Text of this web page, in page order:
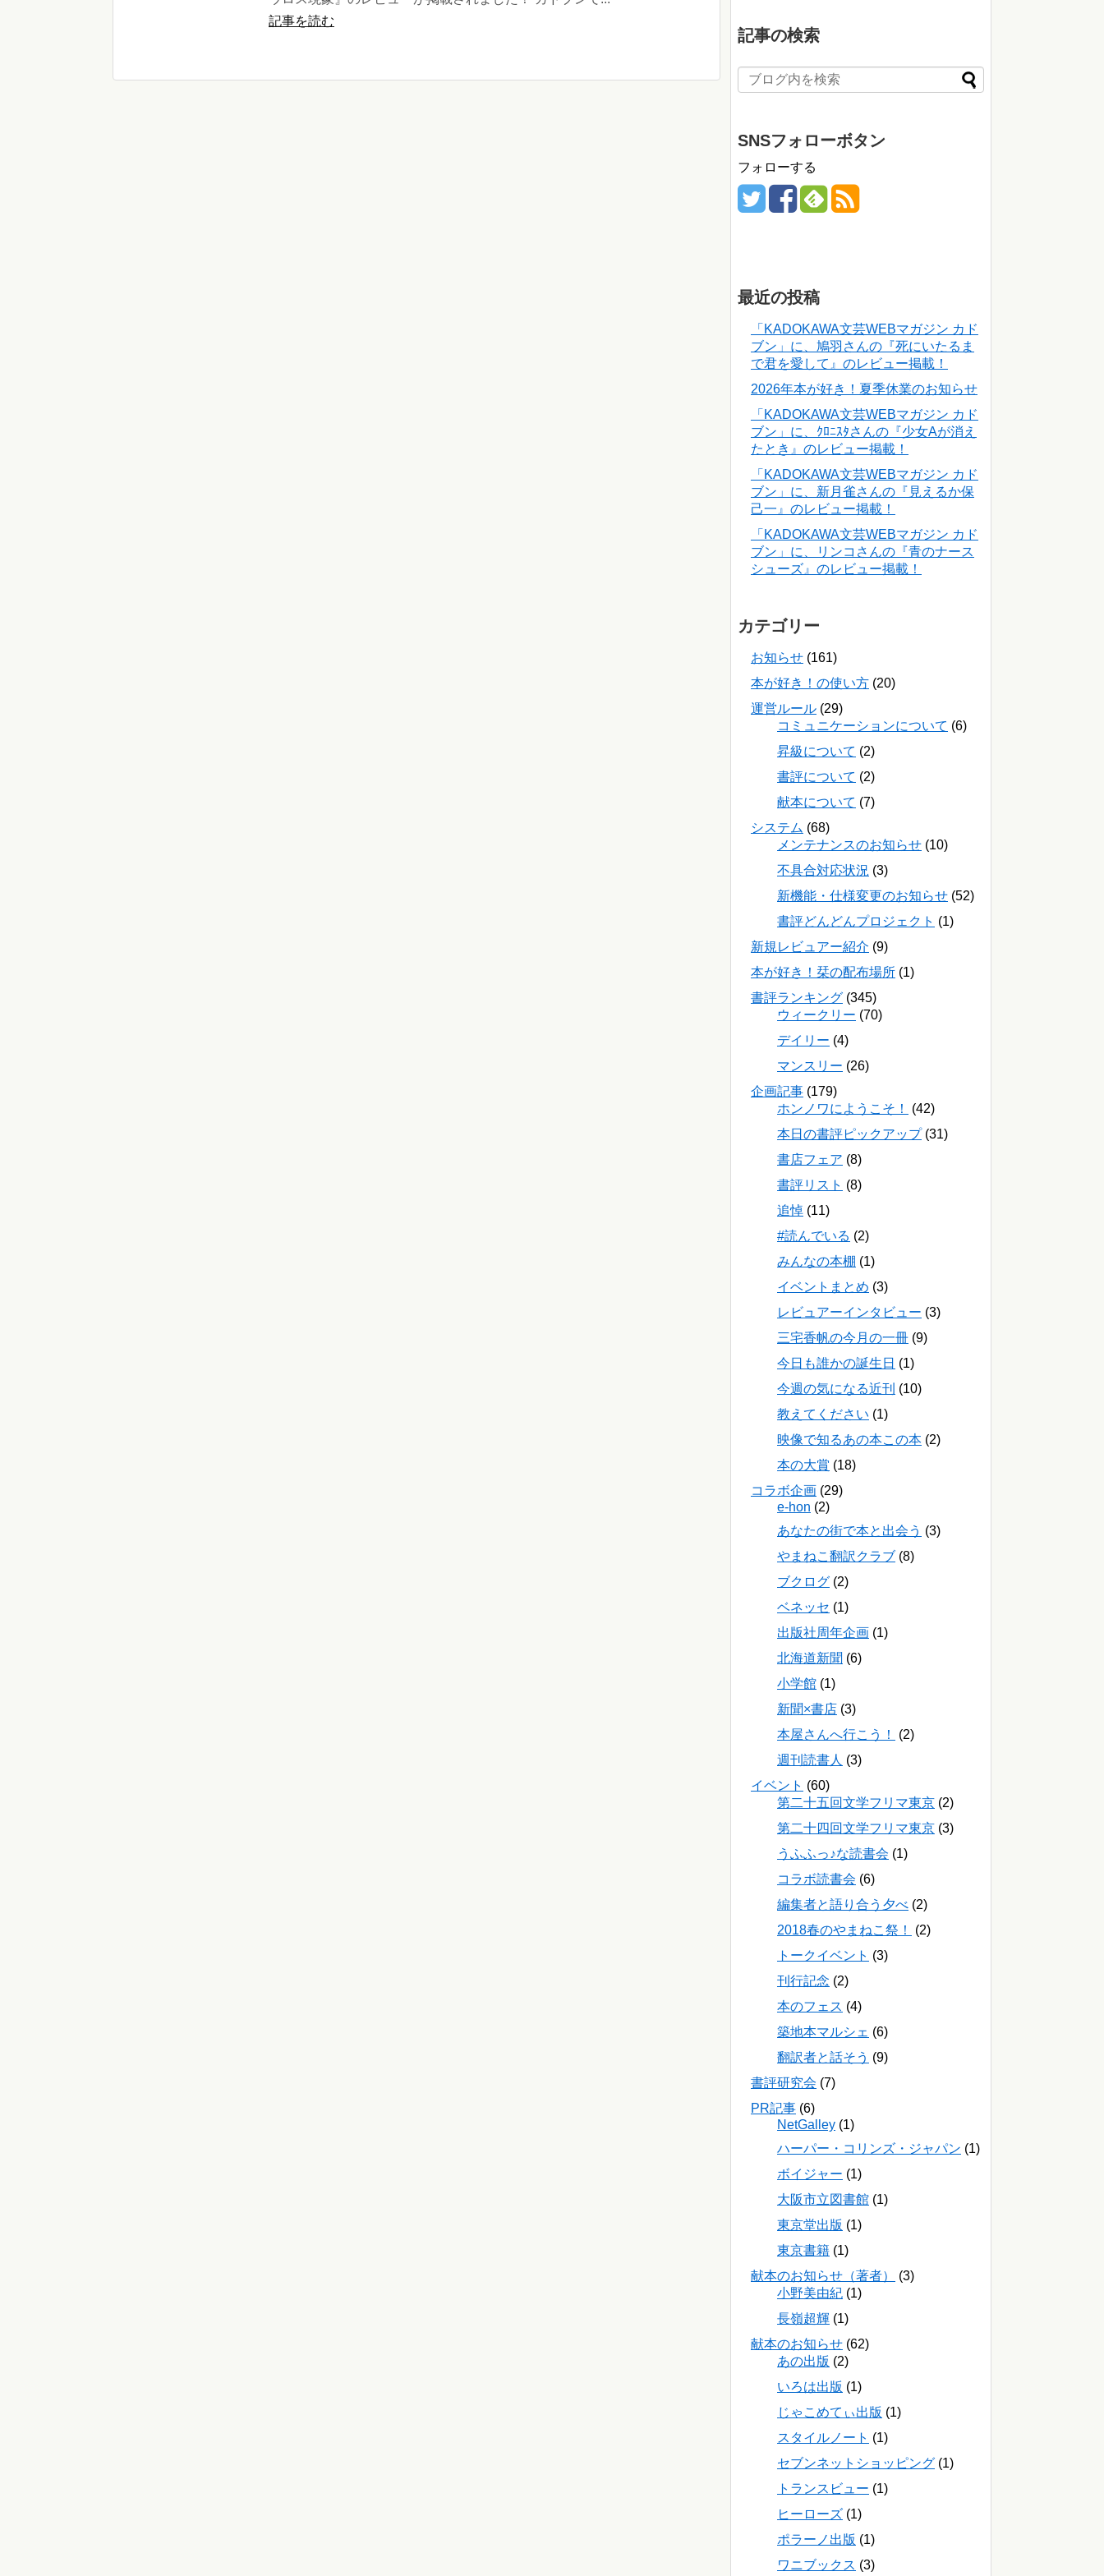
記事を読む
記事の検索
SNSフォローボタン
フォローする
最近の投稿
「KADOKAWA文芸WEBマガジン カド
ブン」に、鳩羽さんの『死にいたるま
で君を愛して』のレビュー掲載！
2026年本が好き！夏季休業のお知らせ
「KADOKAWA文芸WEBマガジン カド
ブン」に、ｸﾛﾆｽﾀさんの『少女Aが消え
たとき』のレビュー掲載！
「KADOKAWA文芸WEBマガジン カド
ブン」に、新月雀さんの『見えるか保
己一』のレビュー掲載！
「KADOKAWA文芸WEBマガジン カド
ブン」に、リンコさんの『青のナース
シューズ』のレビュー掲載！
カテゴリー
お知らせ (161)
本が好き！の使い方 (20)
運営ルール (29)
コミュニケーションについて (6)
昇級について (2)
書評について (2)
献本について (7)
システム (68)
メンテナンスのお知らせ (10)
不具合対応状況 (3)
新機能・仕様変更のお知らせ (52)
書評どんどんプロジェクト (1)
新規レビュアー紹介 (9)
本が好き！栞の配布場所 (1)
書評ランキング (345)
ウィークリー (70)
デイリー (4)
マンスリー (26)
企画記事 (179)
ホンノワにようこそ！
(42)
本日の書評ピックアップ(31)
書店フェア (8)
書評リスト (8)
追悼 (11)
#読んでいる (2)
みんなの本棚 (1)
イベントまとめ (3)
レビュアーインタビュー (3)
三宅香帆の今月の一冊 (9)
今日も誰かの誕生日 (1)
今週の気になる近刊 (10)
教えてください (1)
映像で知るあの本この本 (2)
本の大賞 (18)
コラボ企画 (29)
e-hon (2)
あなたの街で本と出会う (3)
やまねこ翻訳クラブ (8)
ブクログ (2)
ベネッセ (1)
出版社周年企画 (1)
北海道新聞 (6)
小学館 (1)
新聞×書店 (3)
本屋さんへ行こう！
(2)
週刊読書人 (3)
イベント (60)
第二十五回文学フリマ東京 (2)
第二十四回文学フリマ東京 (3)
うふふっ♪な読書会 (1)
コラボ読書会 (6)
編集者と語り合う夕べ (2)
2018春のやまねこ祭！
(2)
トークイベント (3)
刊行記念 (2)
本のフェス (4)
築地本マルシェ (6)
翻訳者と話そう (9)
書評研究会 (7)
PR記事 (6)
NetGalley (1)
ハーパー・コリンズ・ジャパン (1)
ボイジャー (1)
大阪市立図書館 (1)
東京堂出版 (1)
東京書籍 (1)
献本のお知らせ（著者）
(3)
小野美由紀 (1)
長嶺超輝 (1)
献本のお知らせ (62)
あの出版 (2)
いろは出版 (1)
じゃこめてぃ出版 (1)
スタイルノート (1)
セブンネットショッピング (1)
トランスビュー (1)
ヒーローズ (1)
ポラーノ出版 (1)
ワニブックス (3)